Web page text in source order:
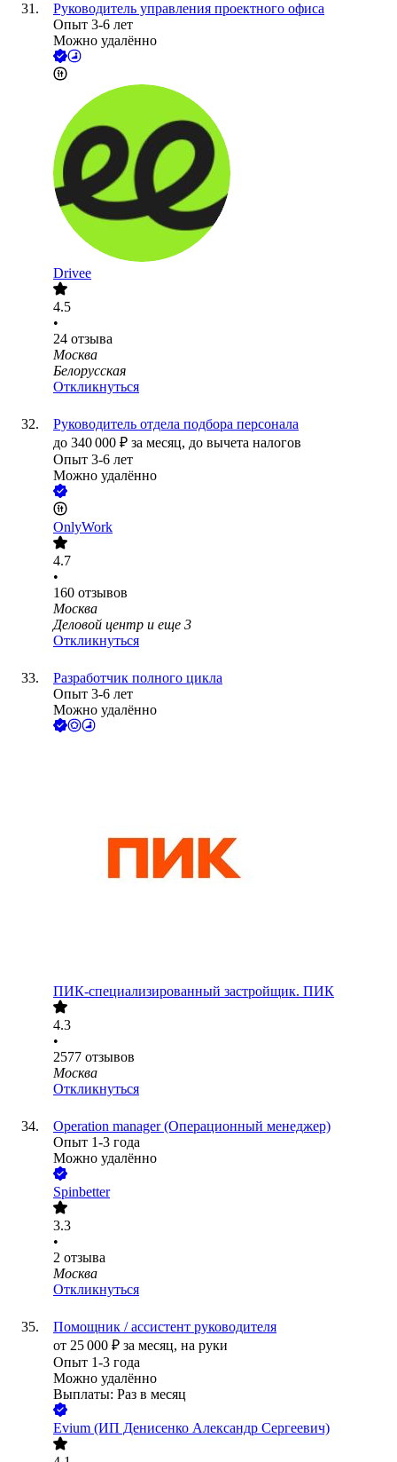
Руководитель управления проектного офиса
Опыт 3-6 лет
Можно удалённо
Drivee
4.5
•
24 отзыва
Москва
Белорусская
Откликнуться
Руководитель отдела подбора персонала
до 340 000 ₽ за месяц, до вычета налогов
Опыт 3-6 лет
Можно удалённо
OnlyWork
4.7
•
160 отзывов
Москва
Деловой центр и еще 3
Откликнуться
Разработчик полного цикла
Опыт 3-6 лет
Можно удалённо
ПИК-специализированный застройщик. ПИК
4.3
•
2577 отзывов
Москва
Откликнуться
Operation manager (Операционный менеджер)
Опыт 1-3 года
Можно удалённо
Spinbetter
3.3
•
2 отзыва
Москва
Откликнуться
Помощник / ассистент руководителя
от 25 000 ₽ за месяц, на руки
Опыт 1-3 года
Можно удалённо
Выплаты: Раз в месяц
Evium (ИП Денисенко Александр Сергеевич)